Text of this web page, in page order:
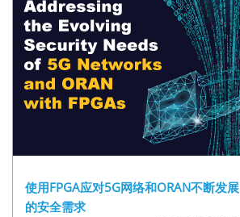
使用FPGA应对5G网络和ORAN不断发展
的安全需求